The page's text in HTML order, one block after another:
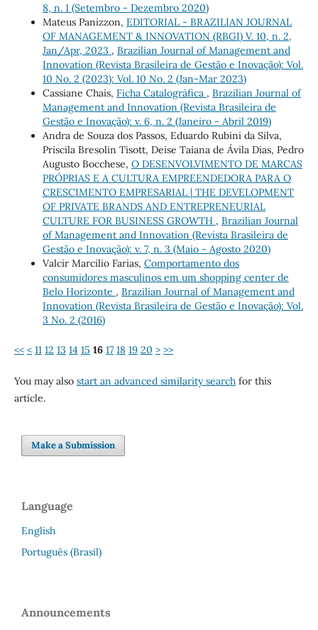
8, n. 1 (Setembro - Dezembro 2020)
Mateus Panizzon, EDITORIAL - BRAZILIAN JOURNAL
OF MANAGEMENT & INNOVATION (RBGI) V. 10, n. 2,
Jan/Apr, 2023 , Brazilian Journal of Management and
Innovation (Revista Brasileira de Gestão e Inovação): Vol.
10 No. 2 (2023): Vol. 10 No. 2 (Jan-Mar 2023)
Cassiane Chais, Ficha Catalográfica , Brazilian Journal of
Management and Innovation (Revista Brasileira de
Gestão e Inovação): v. 6, n. 2 (Janeiro - Abril 2019)
Andra de Souza dos Passos, Eduardo Rubini da Silva,
Priscila Bresolin Tisott, Deise Taiana de Ávila Dias, Pedro
Augusto Bocchese, O DESENVOLVIMENTO DE MARCAS
PRÓPRIAS E A CULTURA EMPREENDEDORA PARA O
CRESCIMENTO EMPRESARIAL | THE DEVELOPMENT
OF PRIVATE BRANDS AND ENTREPRENEURIAL
CULTURE FOR BUSINESS GROWTH , Brazilian Journal
of Management and Innovation (Revista Brasileira de
Gestão e Inovação): v. 7, n. 3 (Maio - Agosto 2020)
Valcir Marcilio Farias, Comportamento dos
consumidores masculinos em um shopping center de
Belo Horizonte , Brazilian Journal of Management and
Innovation (Revista Brasileira de Gestão e Inovação): Vol.
3 No. 2 (2016)
<< < 11 12 13 14 15 16 17 18 19 20 > >>
You may also start an advanced similarity searchfor this
article.
Make a Submission
Language
English
Português (Brasil)
Announcements